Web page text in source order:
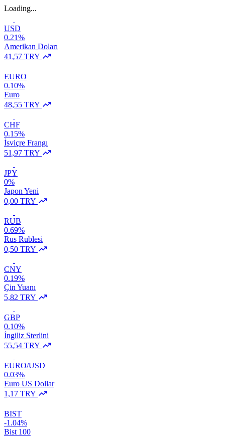
Loading...
USD
0.21%
Amerikan Doları
41,57 TRY
EURO
0.10%
Euro
48,55 TRY
CHF
0.15%
İsviçre Frangı
51,97 TRY
JPY
0%
Japon Yeni
0,00 TRY
RUB
0.69%
Rus Rublesi
0,50 TRY
CNY
0.19%
Çin Yuanı
5,82 TRY
GBP
0.10%
İngiliz Sterlini
55,54 TRY
EURO/USD
0.03%
Euro US Dollar
1,17 TRY
BIST
-1.04%
Bist 100